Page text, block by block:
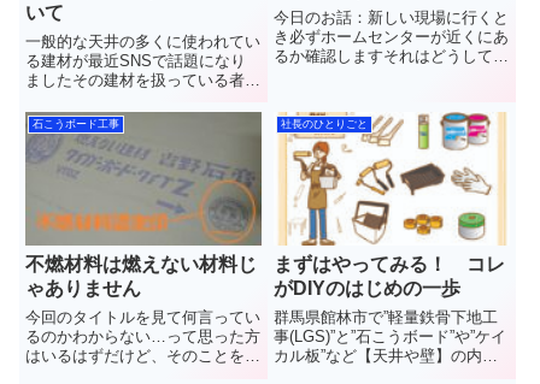
いて
一般的な天井の多くに使われてい
る建材が最近SNSで話題になり
ましたその建材を扱っている者と
その内容と建材についてお話して
きます群馬県館林市で”軽量鉄骨
下地工事(LGS)”と”石こうボー
ド”や”ケイカル板”など【...
今日のお話：新しい現場に行くと
き必ずホームセンターが近くにあ
るか確認しますそれはどうしてな
量鉄骨下地工事(LGS)”と”石こう
ボード”や”ケイカル板”など【天井
や壁】の内装工事を施工し...
石こうボード工事
不燃材料は燃えない材料じ
ゃありません
今回のタイトルを見て何言ってい
るのかわからない…って思った方
はいるはずだけど、そのことをシ
社長のひとりごと
まずはやってみる！ コレ
がDIYのはじめの一歩
群馬県館林市で”軽量鉄骨下地工
事(LGS)”と”石こうボード”や”ケイ
カル板”など【天井や壁】の内装